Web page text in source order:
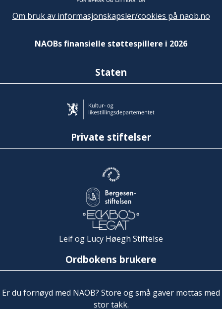
Om bruk av informasjonskapsler/cookies på naob.no
NAOBs finansielle støttespillere i 2026
Staten
Private stiftelser
Leif og Lucy Høegh Stiftelse
Ordbokens brukere
Er du fornøyd med NAOB? Store og små gaver mottas med
stor takk.